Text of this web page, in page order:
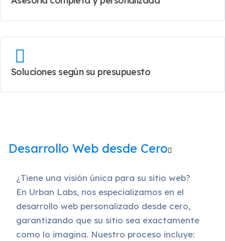
Soluciones según su presupuesto
Desarrollo Web desde Cero
¿Tiene una visión única para su sitio web?
En Urban Labs, nos especializamos en el
desarrollo web personalizado desde cero,
garantizando que su sitio sea exactamente
como lo imagina. Nuestro proceso incluye: